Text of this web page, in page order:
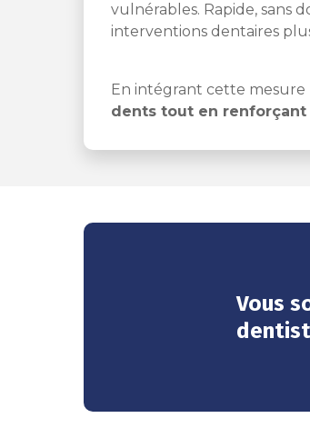
vulnérables. Rapide, sans
interventions dentaires
En intégrant cette mesure
dents tout en
Vous